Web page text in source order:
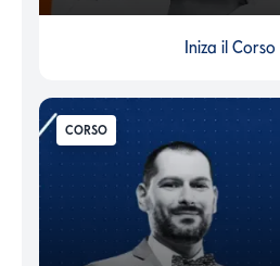
Iniza il Corso
CORSO